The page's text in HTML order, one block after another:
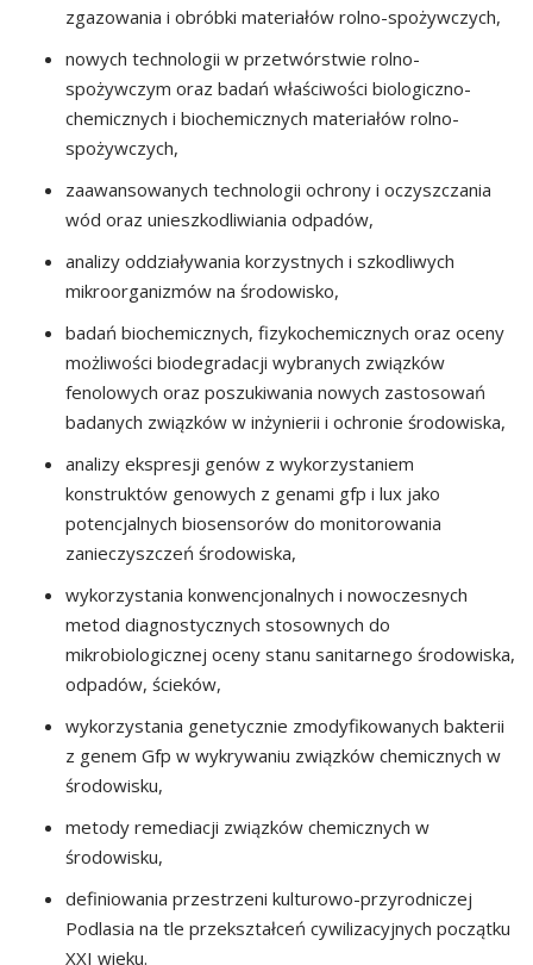
zgazowania i obróbki materiałów rolno-spożywczych,
nowych technologii w przetwórstwie rolno-
spożywczym oraz badań właściwości biologiczno-
chemicznych i biochemicznych materiałów rolno-
spożywczych,
zaawansowanych technologii ochrony i oczyszczania
wód oraz unieszkodliwiania odpadów,
analizy oddziaływania korzystnych i szkodliwych
mikroorganizmów na środowisko,
badań biochemicznych, fizykochemicznych oraz oceny
możliwości biodegradacji wybranych związków
fenolowych oraz poszukiwania nowych zastosowań
badanych związków w inżynierii i ochronie środowiska,
analizy ekspresji genów z wykorzystaniem
konstruktów genowych z genami gfp i lux jako
potencjalnych biosensorów do monitorowania
zanieczyszczeń środowiska,
wykorzystania konwencjonalnych i nowoczesnych
metod diagnostycznych stosownych do
mikrobiologicznej oceny stanu sanitarnego środowiska,
odpadów, ścieków,
wykorzystania genetycznie zmodyfikowanych bakterii
z genem Gfp w wykrywaniu związków chemicznych w
środowisku,
metody remediacji związków chemicznych w
środowisku,
definiowania przestrzeni kulturowo-przyrodniczej
Podlasia na tle przekształceń cywilizacyjnych początku
XXI wieku.